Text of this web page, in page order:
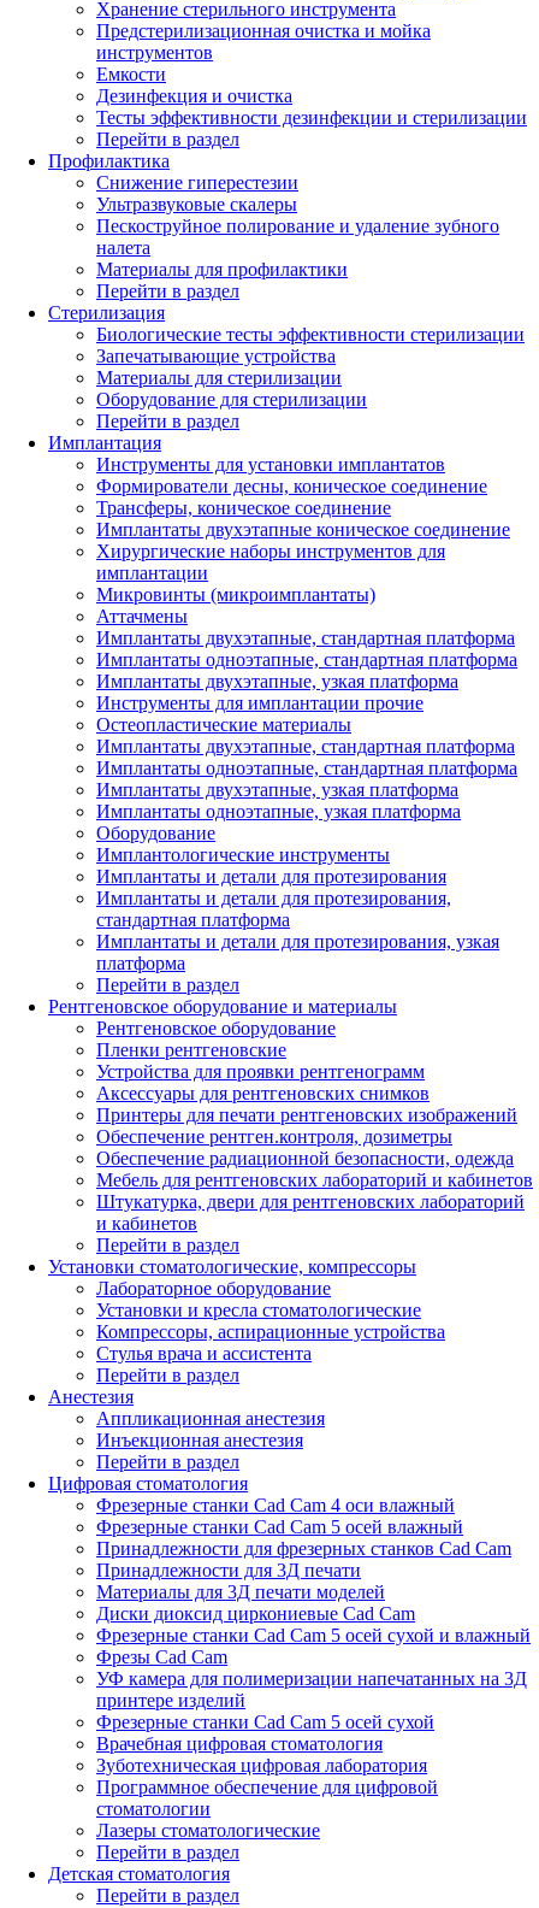
Хранение стерильного инструмента
Предстерилизационная очистка и мойка
инструментов
Емкости
Дезинфекция и очистка
Тесты эффективности дезинфекции и стерилизации
Перейти в раздел
Профилактика
Снижение гиперестезии
Ультразвуковые скалеры
Пескоструйное полирование и удаление зубного
налета
Материалы для профилактики
Перейти в раздел
Стерилизация
Биологические тесты эффективности стерилизации
Запечатывающие устройства
Материалы для стерилизации
Оборудование для стерилизации
Перейти в раздел
Имплантация
Инструменты для установки имплантатов
Формирователи десны, коническое соединение
Трансферы, коническое соединение
Имплантаты двухэтапные коническое соединение
Хирургические наборы инструментов для
имплантации
Микровинты (микроимплантаты)
Аттачмены
Имплантаты двухэтапные, стандартная платформа
Имплантаты одноэтапные, стандартная платформа
Имплантаты двухэтапные, узкая платформа
Инструменты для имплантации прочие
Остеопластические материалы
Имплантаты двухэтапные, стандартная платформа
Имплантаты одноэтапные, стандартная платформа
Имплантаты двухэтапные, узкая платформа
Имплантаты одноэтапные, узкая платформа
Оборудование
Имплантологические инструменты
Имплантаты и детали для протезирования
Имплантаты и детали для протезирования,
стандартная платформа
Имплантаты и детали для протезирования, узкая
платформа
Перейти в раздел
Рентгеновское оборудование и материалы
Рентгеновское оборудование
Пленки рентгеновские
Устройства для проявки рентгенограмм
Аксессуары для рентгеновских снимков
Принтеры для печати рентгеновских изображений
Обеспечение рентген.контроля, дозиметры
Обеспечение радиационной безопасности, одежда
Мебель для рентгеновских лабораторий и кабинетов
Штукатурка, двери для рентгеновских лабораторий
и кабинетов
Перейти в раздел
Установки стоматологические, компрессоры
Лабораторное оборудование
Установки и кресла стоматологические
Компрессоры, аспирационные устройства
Стулья врача и ассистента
Перейти в раздел
Анестезия
Аппликационная анестезия
Инъекционная анестезия
Перейти в раздел
Цифровая стоматология
Фрезерные станки Cad Cam 4 оси влажный
Фрезерные станки Cad Cam 5 осей влажный
Принадлежности для фрезерных станков Cad Cam
Принадлежности для 3Д печати
Материалы для 3Д печати моделей
Диски диоксид циркониевые Cad Cam
Фрезерные станки Cad Cam 5 осей сухой и влажный
Фрезы Cad Cam
УФ камера для полимеризации напечатанных на 3Д
принтере изделий
Фрезерные станки Cad Cam 5 осей сухой
Врачебная цифровая стоматология
Зуботехническая цифровая лаборатория
Программное обеспечение для цифровой
стоматологии
Лазеры стоматологические
Перейти в раздел
Детская стоматология
Перейти в раздел